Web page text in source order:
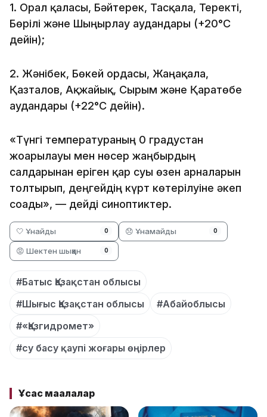
1. Орал қаласы, Бәйтерек, Тасқала, Теректі,
Бөрілі және Шыңғырлау аудандары (+20°C
дейін);
2. Жәнібек, Бөкей ордасы, Жаңақала,
Қазталов, Ақжайық, Сырым және Қаратөбе
аудандары (+22°C дейін).
«Түнгі температураның 0 градустан
жоғарылауы мен нөсер жаңбырдың
салдарынан еріген қар суы өзен арналарын
толтырып, деңгейдің күрт көтерілуіне әкеп
соғады», — дейді синоптиктер.
🤍 Ұнайды 0 😞 Ұнамайды 0
😡 Шектен шыққан 0
#Батыс Қазақстан облысы
#Шығыс Қазақстан облысы
#Абайоблысы
#«Қазгидромет»
#су басу қаупі жоғары өңірлер
Ұқсас мақалалар